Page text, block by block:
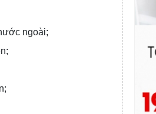
ngoài;